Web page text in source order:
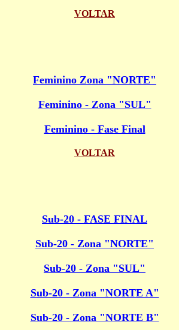
VOLTAR
Feminino Zona "NORTE"
Feminino - Zona "SUL"
Feminino - Fase Final
VOLTAR
Sub-20 - FASE FINAL
Sub-20 - Zona "NORTE"
Sub-20 - Zona "SUL"
Sub-20 - Zona "NORTE A"
Sub-20 - Zona "NORTE B"